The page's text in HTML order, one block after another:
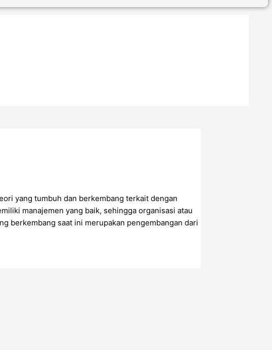
yang tumbuh dan berkembang terkait dengan
manajemen yang baik, sehingga organisasi atau
berkembang saat ini merupakan pengembangan dari